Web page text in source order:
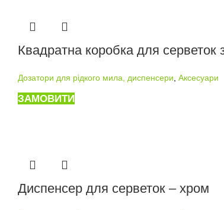
Квадратна коробка для серветок
Дозатори для рідкого мила, диспенсери Аксесуари
ЗАМОВИТИ
Диспенсер для серветок – хром